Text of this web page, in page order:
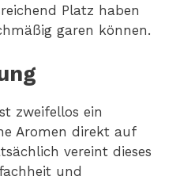
Platz haben
garen können.
zweifellos ein
Aromen direkt auf
vereint dieses
und